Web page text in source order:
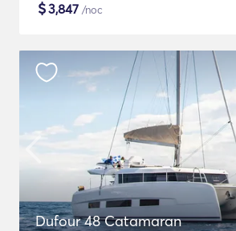
$3,847 /noc
Dufour 48 Catamaran